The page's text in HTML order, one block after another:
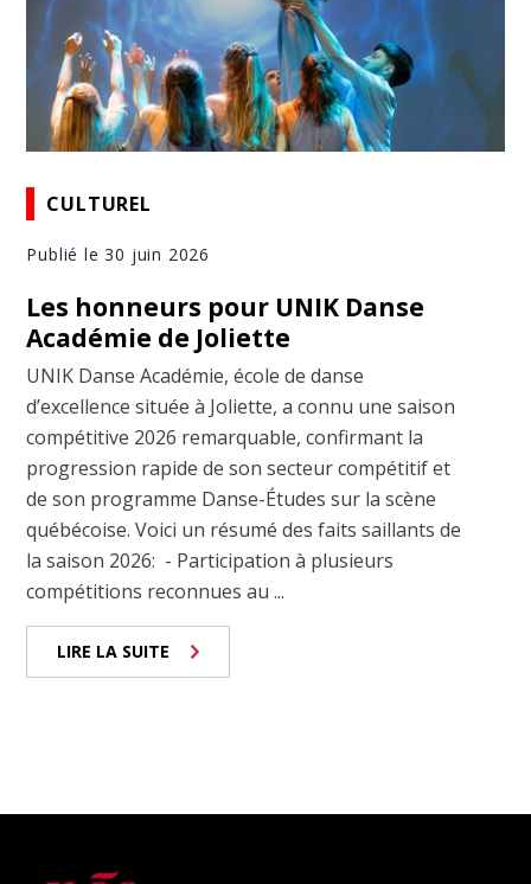
CULTUREL
Publié le 30 juin 2026
Les honneurs pour UNIK Danse
Académie de Joliette
UNIK Danse Académie, école de danse
d’excellence située à Joliette, a connu une saison
compétitive 2026 remarquable, confirmant la
progression rapide de son secteur compétitif et
de son programme Danse-Études sur la scène
québécoise. Voici un résumé des faits saillants de
la saison 2026: - Participation à plusieurs
compétitions reconnues au ...
LIRE LA SUITE